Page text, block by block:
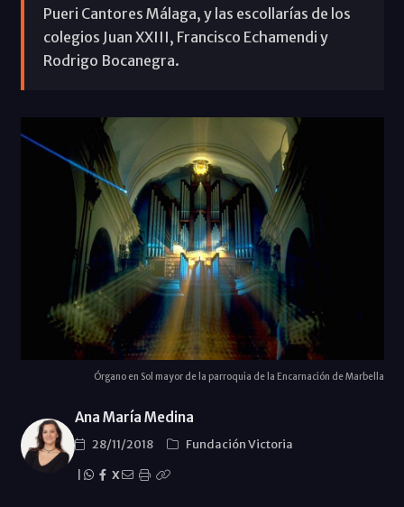
Pueri Cantores Málaga, y las escollarías de los
colegios Juan XXIII, Francisco Echamendi y
Rodrigo Bocanegra.
Órgano en Sol mayor de la parroquia de la Encarnación de Marbella
Ana María Medina
28/11/2018
Fundación Victoria
X